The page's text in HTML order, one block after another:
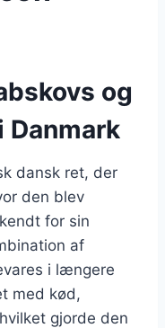
og
Danmark
dansk ret, der
den blev
for sin
af
i længere
med kød,
gjorde den